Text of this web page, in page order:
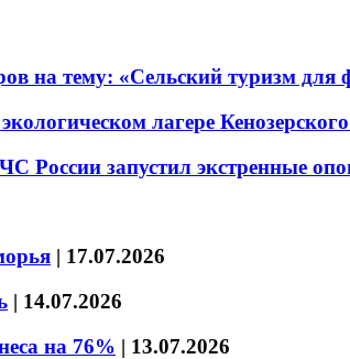
на тему: «Сельский туризм для
лагере
России запустил экстренные
| 17.07.2026
| 14.07.2026
на 76% | 13.07.2026